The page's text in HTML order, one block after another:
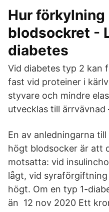
Hur förkylning
blodsockret -
diabetes
Vid diabetes typ 2 kan
fast vid proteiner i
styvare och mindre
utvecklas till ärrvävnad
En av anledningarna
högt blodsocker är att
motsatta: vid
lågt, vid
högt. Om en typ 1-
än 12 nov 2020 Ett